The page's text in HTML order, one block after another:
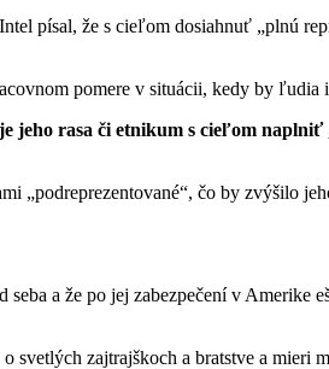
písal, že s cieľom dosiahnuť „plnú
pomere v situácii, kedy by ľudia
rasa či etnikum s cieľom
„podreprezentované“, čo by zvýšilo
a že po jej zabezpečení v
zajtrajškoch a bratstve a mieri